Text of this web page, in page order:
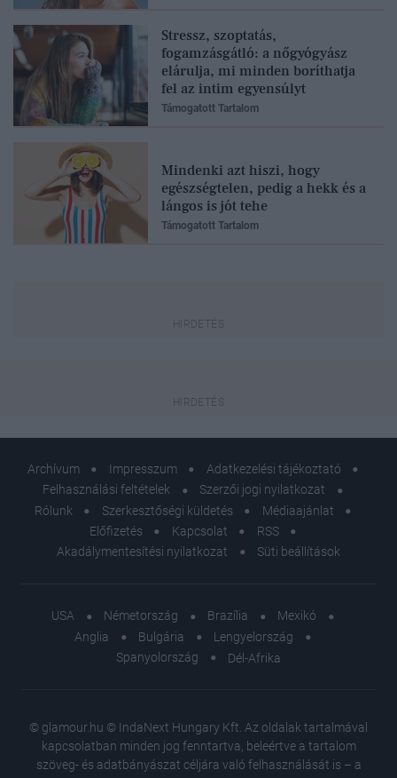
Stressz, szoptatás,
fogamzásgátló: a nőgyógyász
elárulja, mi minden boríthatja
fel az intim egyensúlyt
Támogatott Tartalom
Mindenki azt hiszi, hogy
egészségtelen, pedig a hekk és a
lángos is jót tehe
Támogatott Tartalom
Archívum Impresszum
Adatkezelési tájékoztató
Felhasználási feltételek
Szerzői jogi nyilatkozat
Rólunk
Szerkesztőségi küldetés
Médiaajánlat
Előfizetés
Kapcsolat
RSS
Akadálymentesítési nyilatkozat
Süti beállítások
USA Németország Brazília
Mexikó
Anglia
Bulgária
Lengyelország
Spanyolország
Dél-Afrika
© glamour.hu © IndaNext Hungary Kft. Az oldalak tartalmával
kapcsolatban minden jog fenntartva, beleértve a tartalom
szöveg- és adatbányászat céljára való felhasználását is – a